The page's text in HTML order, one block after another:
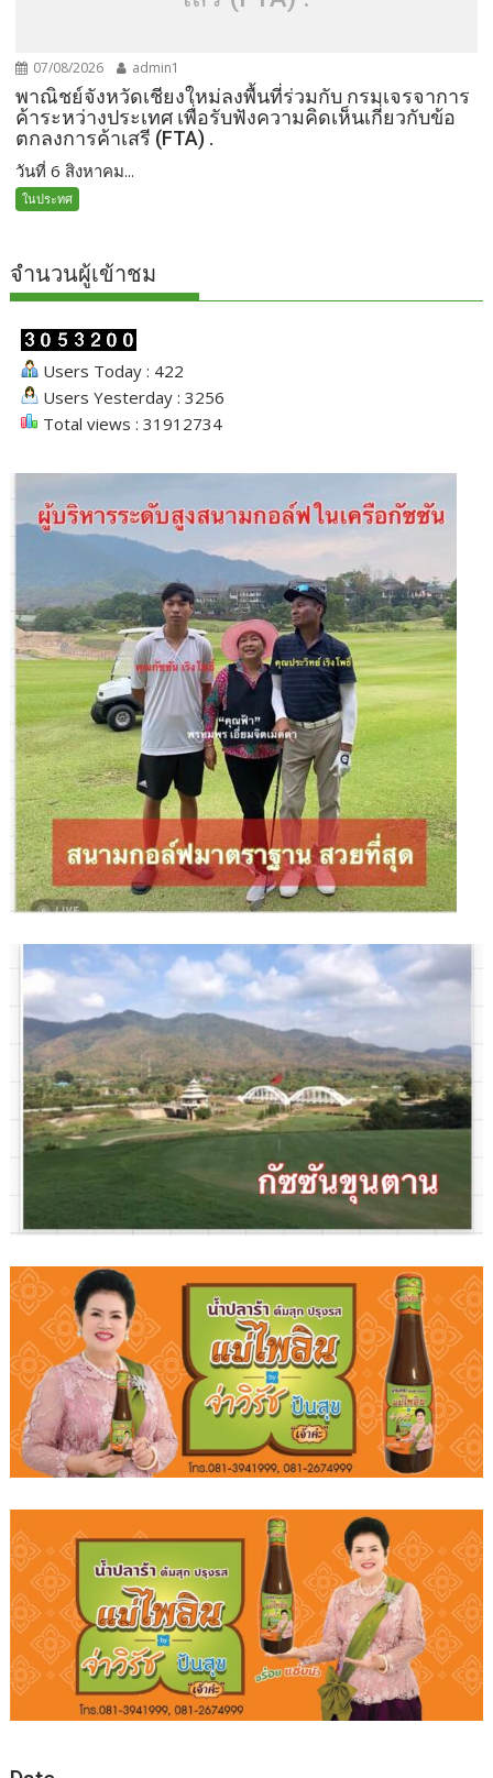
07/08/2026 admin1
พาณิชย์จังหวัดเชียงใหม่ลงพื้นที่ร่วมกับ กรมเจรจาการ
ค้าระหว่างประเทศ เพื่อรับฟังความคิดเห็นเกี่ยวกับข้อ
ตกลงการค้าเสรี (FTA) .
วันที่ 6 สิงหาคม...
ในประทศ
จำนวนผู้เข้าชม
Users Today : 422
Users Yesterday : 3256
Total views : 31912734